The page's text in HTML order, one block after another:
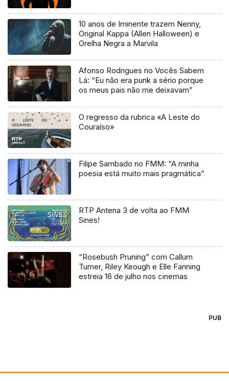
10 anos de Iminente trazem Nenny,
Original Kappa (Allen Halloween) e
Orelha Negra a Marvila
Afonso Rodrigues no Vocês Sabem
Lá: “Eu não era punk a sério porque
os meus pais não me deixavam”
O regresso da rubrica «A Leste do
Couraíso»
Filipe Sambado no FMM: “A minha
poesia está muito mais pragmática”
RTP Antena 3 de volta ao FMM
Sines!
“Rosebush Pruning” com Callum
Turner, Riley Keough e Elle Fanning
estreia 16 de julho nos cinemas
PUB